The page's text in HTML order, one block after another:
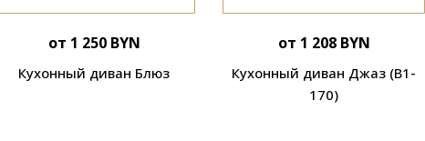
от 1 250 BYN
Кухонный диван Блюз
от 1 208 BYN
Кухонный диван Джаз (В1-
170)